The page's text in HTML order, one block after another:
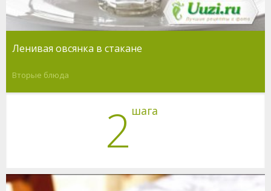
Ленивая овсянка в стакане
Вторые блюда
2 шага